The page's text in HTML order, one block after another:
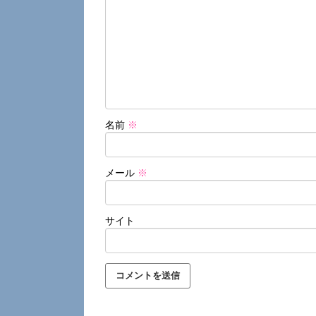
名前 ※
メール ※
サイト